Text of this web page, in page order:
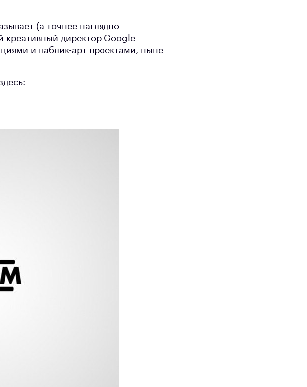
(а точнее наглядно
креативный директор Google
и паблик-арт проектами, ныне